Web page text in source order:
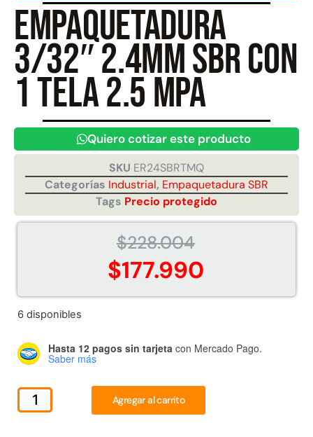
Empaquetadura
3/32″ 2.4mm SBR con
1 tela 2.5 MPA
Quiero cotizar este producto
SKU ER24SBRTMQ
Categorías Industrial, Empaquetadura SBR
Tags Precio protegido
$228.004
$177.990
6 disponibles
Hasta 12 pagos sin tarjeta con Mercado Pago.
Saber más
Agregar al carrito
Juego Modular 40
$4.859.984
Juego Modular 25
$9.558.557
$4.790.000
Agregar al carrito
4.507.990 4.415.700